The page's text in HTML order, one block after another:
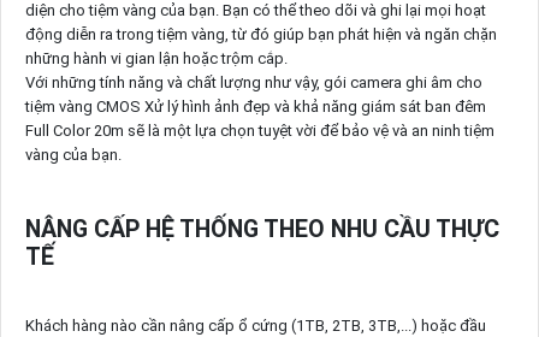
diện cho tiệm vàng của bạn. Bạn có thể theo dõi và ghi lại mọi hoạt
động diễn ra trong tiệm vàng, từ đó giúp bạn phát hiện và ngăn chặn
những hành vi gian lận hoặc trộm cắp.
Với những tính năng và chất lượng như vậy, gói camera ghi âm cho
tiệm vàng CMOS Xử lý hình ảnh đẹp và khả năng giám sát ban đêm
Full Color 20m sẽ là một lựa chọn tuyệt vời để bảo vệ và an ninh tiệm
vàng của bạn.
NÂNG CẤP HỆ THỐNG THEO NHU CẦU THỰC
TẾ
Khách hàng nào cần nâng cấp ổ cứng (1TB, 2TB, 3TB,...) hoặc đầu